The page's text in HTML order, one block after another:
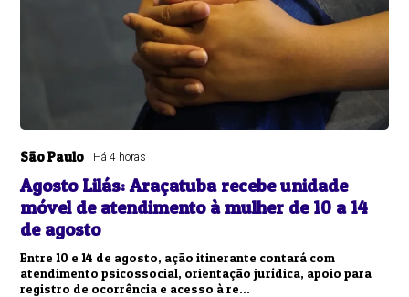
São Paulo Há 4 horas
Agosto Lilás: Araçatuba recebe unidade
móvel de atendimento à mulher de 10 a 14
de agosto
Entre 10 e 14 de agosto, ação itinerante contará com
atendimento psicossocial, orientação jurídica, apoio para
registro de ocorrência e acesso à re...